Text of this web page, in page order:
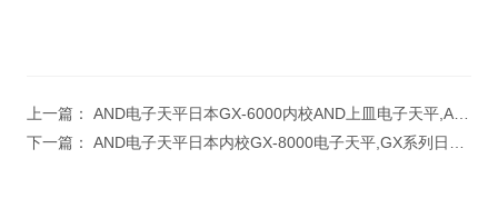
上一篇： AND电子天平日本GX-6000内校AND上皿电子天平,AND大量程进口电子天平
下一篇： AND电子天平日本内校GX-8000电子天平,GX系列日本上皿电子天平,日本电子天平